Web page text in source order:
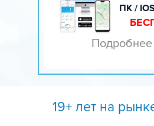
ПК /
Подробнее
19+ лет на